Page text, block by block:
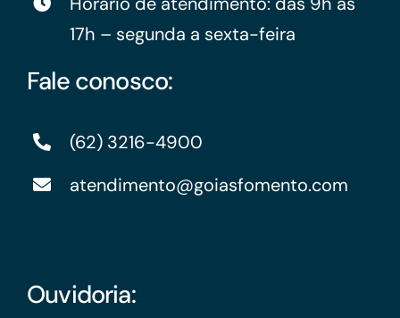
17h – segunda a sexta-feira
Fale conosco:
(62) 3216-4900
atendimento@goiasfomento.com
Ouvidoria: